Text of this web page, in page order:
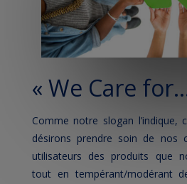
« We Care
Comme notre slogan l’indique,
désirons prendre soin de nos
utilisateurs des produits que
tout en tempérant/modérant